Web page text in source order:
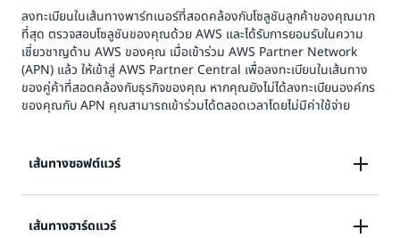
ลงทะเบียนในเส้นทางพาร์ทเนอร์ที่สอดคล้องกับโซลูชันลูกค้าของคุณมาก
ที่สุด ตรวจสอบโซลูชันของคุณด้วย AWS และได้รับการยอมรับในความ
เชี่ยวชาญด้าน AWS ของคุณ เมื่อเข้าร่วม AWS Partner Network
(APN) แล้ว ให้เข้าสู่ AWS Partner Central เพื่อลงทะเบียนในเส้นทาง
ของคู่ค้าที่สอดคล้องกับธุรกิจของคุณ หากคุณยังไม่ได้ลงทะเบียนองค์กร
ของคุณกับ APN คุณสามารถเข้าร่วมได้ตลอดเวลาโดยไม่มีค่าใช้จ่าย
เส้นทางซอฟต์แวร์
สำหรับองค์กรที่พัฒนาซอฟต์แวร์ซึ่งทำงานบน AWS หรือมี
เส้นทางฮาร์ดแวร์